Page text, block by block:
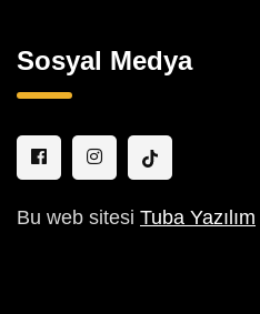
Sosyal Medya
Bu web sitesi Tuba Yazılım